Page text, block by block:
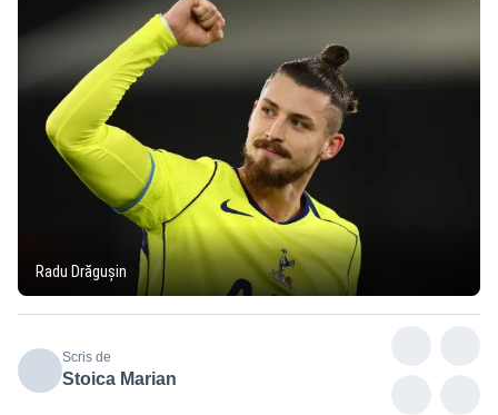
Radu Drăgușin
Scris de
Stoica Marian